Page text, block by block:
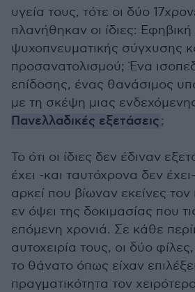
υγεία τους, τότε οι δύο
πλανήθηκαν οι ίδιες: Εφηβική
ψυχοπνευματικής σύγχυσης
προσανατολισμού; Ένα
επίδοσης, ένας θανάσιμος
με τη σκέψη μιας
Πανελλαδικές εξετάσεις;
Το ότι οι ίδιες δεν έδιναν
έχει -και ταυτόχρονα δεν
αρκεί που βίωναν εκείνες
εν όψει της δοκιμασίας που
επόμενη χρονιά. Σε κάθε
αυτοχειρία τους, οι δύο
το θάνατο όπως είχαν
πραγματικότητα τον